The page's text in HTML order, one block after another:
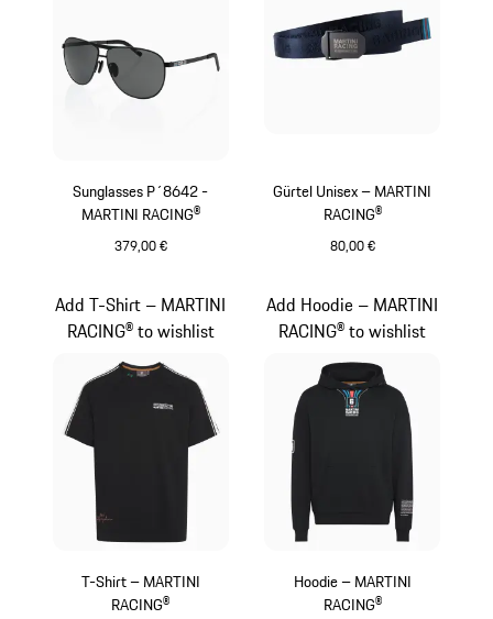
Sunglasses P´8642 -
MARTINI RACING®
379,00 €
Gürtel Unisex – MARTINI
RACING®
80,00 €
T-Shirt – MARTINI
RACING®
Add T-Shirt – MARTINI
RACING® to wishlist
Hoodie – MARTINI
RACING®
Add Hoodie – MARTINI
RACING® to wishlist